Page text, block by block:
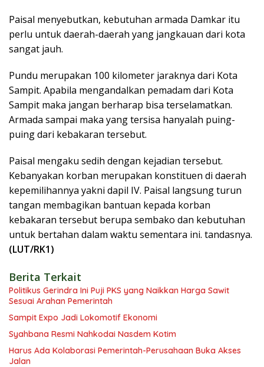
Paisal menyebutkan, kebutuhan armada Damkar itu
perlu untuk daerah-daerah yang jangkauan dari kota
sangat jauh.
Pundu merupakan 100 kilometer jaraknya dari Kota
Sampit. Apabila mengandalkan pemadam dari Kota
Sampit maka jangan berharap bisa terselamatkan.
Armada sampai maka yang tersisa hanyalah puing-
puing dari kebakaran tersebut.
Paisal mengaku sedih dengan kejadian tersebut.
Kebanyakan korban merupakan konstituen di daerah
kepemilihannya yakni dapil IV. Paisal langsung turun
tangan membagikan bantuan kepada korban
kebakaran tersebut berupa sembako dan kebutuhan
untuk bertahan dalam waktu sementara ini. tandasnya.
(LUT/RK1)
Berita Terkait
Politikus Gerindra Ini Puji PKS yang Naikkan Harga Sawit
Sesuai Arahan Pemerintah
Sampit Expo Jadi Lokomotif Ekonomi
Syahbana Resmi Nahkodai Nasdem Kotim
Harus Ada Kolaborasi Pemerintah-Perusahaan Buka Akses
Jalan